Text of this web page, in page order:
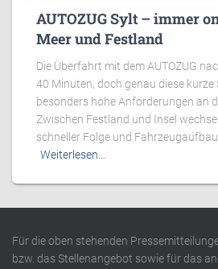
AUTOZUG Sylt – immer
Meer und Festland
Die Überfahrt mit dem AUTOZUG
40 Minuten, doch genau diese kurze
besonders hohe Anforderungen an
Zwischen Festland und Insel
schneller Folge und
Weiterlesen…
Für die oben stehenden
bzw. das Stellenangebot sowie für das